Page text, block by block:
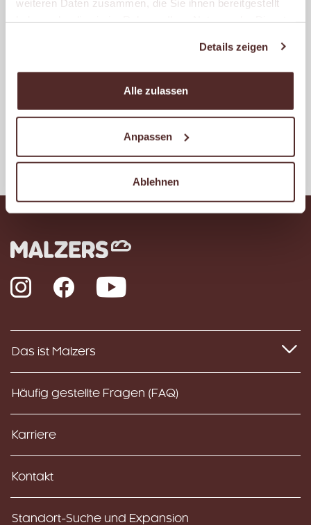
weiteren Daten zusammen, die Sie ihnen bereitgestellt
Details zeigen
Alle zulassen
Anpassen
Ablehnen
44319 Dortmund
Weitere Filialen anzeigen
InstagramFacebook YouTube
Das ist Malzers
Häufig gestellte Fragen (FAQ)
Karriere
Kontakt
Standort-Suche und Expansion